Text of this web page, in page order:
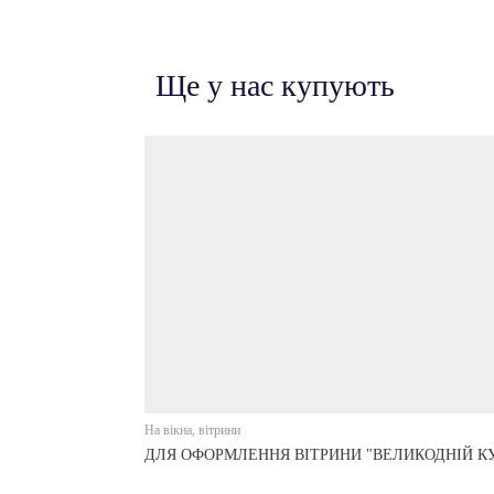
Ще у нас купують
На вікна, вітрини
ДЛЯ ОФОРМЛЕННЯ ВІТРИНИ "ВЕЛИКОДНІЙ